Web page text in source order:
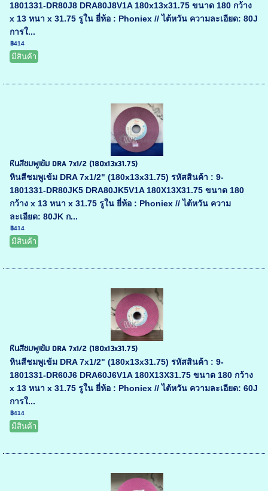
1801331-DR80J8 DRA80J8V1A 180x13x31.75 ขนาด 180 กว้าง
x 13 หนา x 31.75 รูใน ยี่ห้อ : Phoniex // ไต้หวัน ความละเอียด: 80J
การใ...
฿414
มีสินค้า
หินสีชมพูเข้ม DRA 7x1/2 (180x13x31.75)
หินสีชมพูเข้ม DRA 7x1/2" (180x13x31.75) รหัสสินค้า : 9-
1801331-DR80JK5 DRA80JK5V1A 180X13X31.75 ขนาด 180
กว้าง x 13 หนา x 31.75 รูใน ยี่ห้อ : Phoniex // ไต้หวัน ความ
ละเอียด: 80JK ก...
฿414
มีสินค้า
หินสีชมพูเข้ม DRA 7x1/2 (180x13x31.75)
หินสีชมพูเข้ม DRA 7x1/2" (180x13x31.75) รหัสสินค้า : 9-
1801331-DR60J6 DRA60J6V1A 180X13X31.75 ขนาด 180 กว้าง
x 13 หนา x 31.75 รูใน ยี่ห้อ : Phoniex // ไต้หวัน ความละเอียด: 60J
การใ...
฿414
มีสินค้า